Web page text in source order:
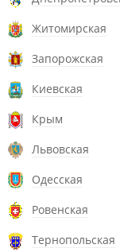
Житомирская
Запорожская
Киевская
Крым
Львовская
Одесская
Ровенская
Тернопольская